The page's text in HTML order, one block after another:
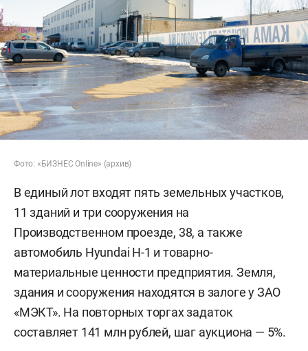
Фото: «БИЗНЕС Online» (архив)
В единый лот входят пять земельных участков,
11 зданий и три сооружения на
Производственном проезде, 38, а также
автомобиль Hyundai H-1 и товарно-
материальные ценности предприятия. Земля,
здания и сооружения находятся в залоге у ЗАО
«МЭКТ». На повторных торгах задаток
составляет 141 млн рублей, шаг аукциона — 5%.